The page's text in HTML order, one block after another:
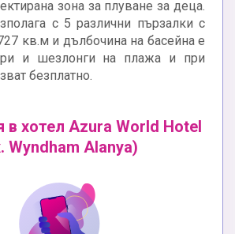
зона за плуване за деца.
с 5 различни пързалки с
кв.м и дълбочина на басейна е
и шезлонги на плажа и при
безплатно.
в хотел Azura World Hotel
Wyndham Alanya)